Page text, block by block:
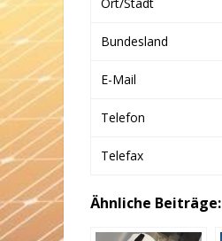
Bundesland
E-Mail
Telefon
Telefax
Ähnliche Beiträge: